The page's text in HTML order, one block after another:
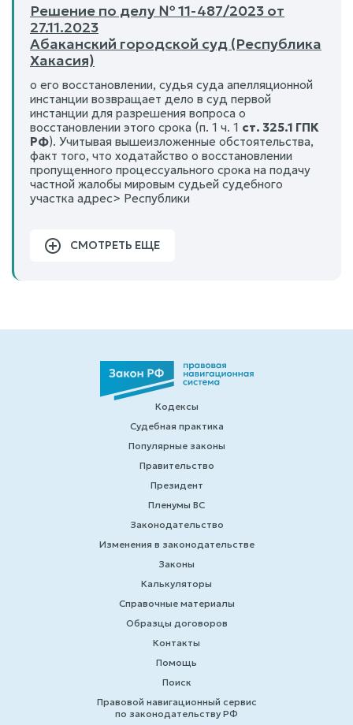
Решение по делу № 11-487/2023 от
27.11.2023
Абаканский городской суд (Республика
Хакасия)
о его восстановлении, судья суда апелляционной
инстанции возвращает дело в суд первой
инстанции для разрешения вопроса о
восстановлении этого срока (п. 1 ч. 1 ст. 325.1 ГПК
РФ). Учитывая вышеизложенные обстоятельства,
факт того, что ходатайство о восстановлении
пропущенного процессуального срока на подачу
частной жалобы мировым судьей судебного
участка адрес> Республики
СМОТРЕТЬ ЕЩЕ
Кодексы
Судебная практика
Популярные законы
Правительство
Президент
Пленумы ВС
Законодательство
Изменения в законодательстве
Законы
Калькуляторы
Справочные материалы
Образцы договоров
Контакты
Помощь
Поиск
Правовой навигационный сервис
по законодательству РФ